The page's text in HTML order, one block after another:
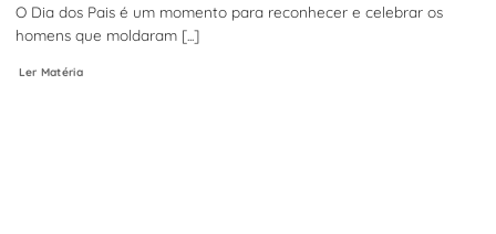
O Dia dos Pais é um momento para reconhecer e celebrar os
homens que moldaram [...]
Ler Matéria